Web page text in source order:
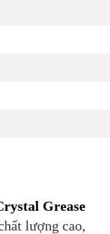
Grease
lượng cao,